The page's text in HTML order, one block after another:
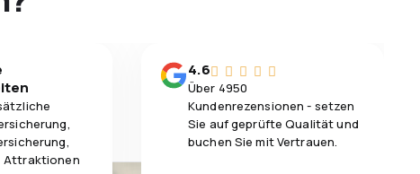
Attraktionen
4.6
Über 4950
Kundenrezensionen - setzen
Sie auf geprüfte Qualität und
buchen Sie mit Vertrauen.